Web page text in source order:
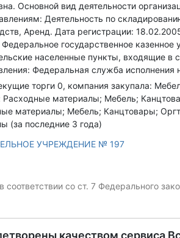
Основной вид деятельности
Деятельность по
Аренд. Дата регистрации:
государственное
населенные пункты, входящие в
Федеральная служба исполнения
торги 0, компания закупала:
материалы; Мебель;
материалы; Мебель; Канцтовары;
(за последние 3 года)
УЧРЕЖДЕНИЕ № 197
со ст. 7 Федерального
качеством сервиса